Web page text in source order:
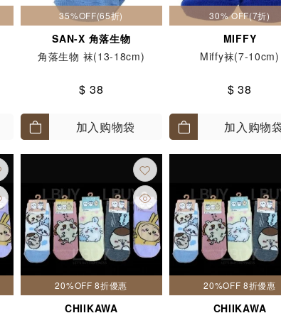
35%OFF(65折)
SAN-X 角落生物
角落生物 袜(13-18cm)
$ 38
加入购物袋
30% OFF(7折)
MIFFY
Miffy袜(7-10cm)
$ 38
加入购物
20%OFF 8折優惠
CHIIKAWA
20%OFF 8折優惠
CHIIKAWA